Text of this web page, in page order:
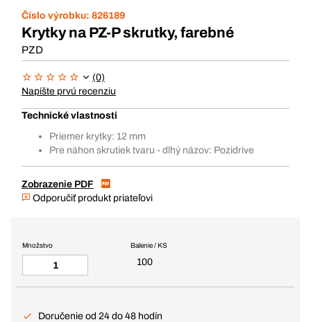
Číslo výrobku: 826189
Krytky na PZ-P skrutky, farebné
PZD
(0)
Napíšte prvú recenziu
Technické vlastnosti
Priemer krytky: 12 mm
Pre náhon skrutiek tvaru - dlhý názov: Pozidrive
Zobrazenie PDF
Odporučiť produkt priateľovi
Balenie / KS
100
Množstvo
Doručenie od 24 do 48 hodín